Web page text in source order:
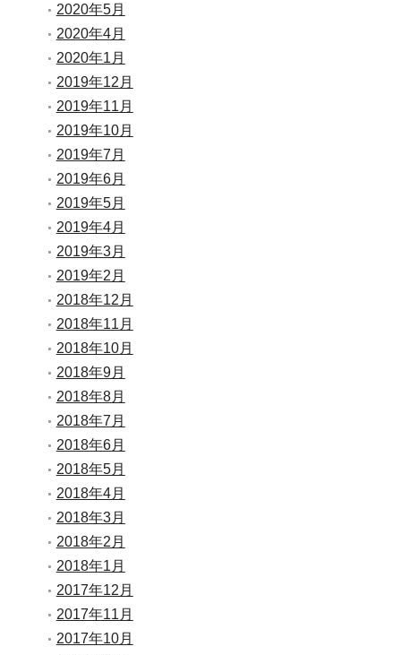
2020年5月
2020年4月
2020年1月
2019年12月
2019年11月
2019年10月
2019年7月
2019年6月
2019年5月
2019年4月
2019年3月
2019年2月
2018年12月
2018年11月
2018年10月
2018年9月
2018年8月
2018年7月
2018年6月
2018年5月
2018年4月
2018年3月
2018年2月
2018年1月
2017年12月
2017年11月
2017年10月